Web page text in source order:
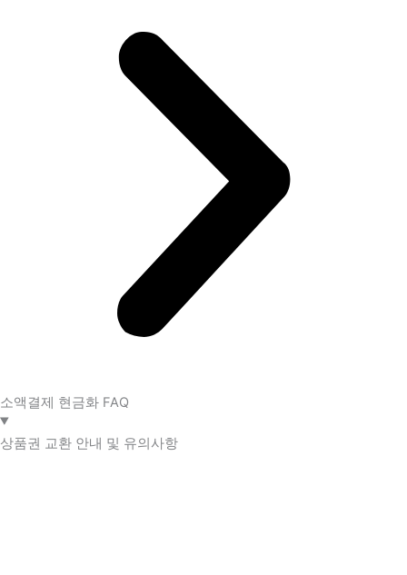
소액결제 현금화 FAQ​
상품권 교환 안내 및 유의사항